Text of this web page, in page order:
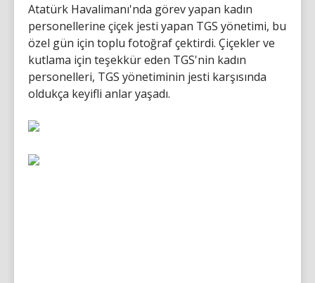
Atatürk Havalimanı'nda görev yapan kadın
personellerine çiçek jesti yapan TGS yönetimi, bu
özel gün için toplu fotoğraf çektirdi. Çiçekler ve
kutlama için teşekkür eden TGS'nin kadın
personelleri, TGS yönetiminin jesti karşısında
oldukça keyifli anlar yaşadı.